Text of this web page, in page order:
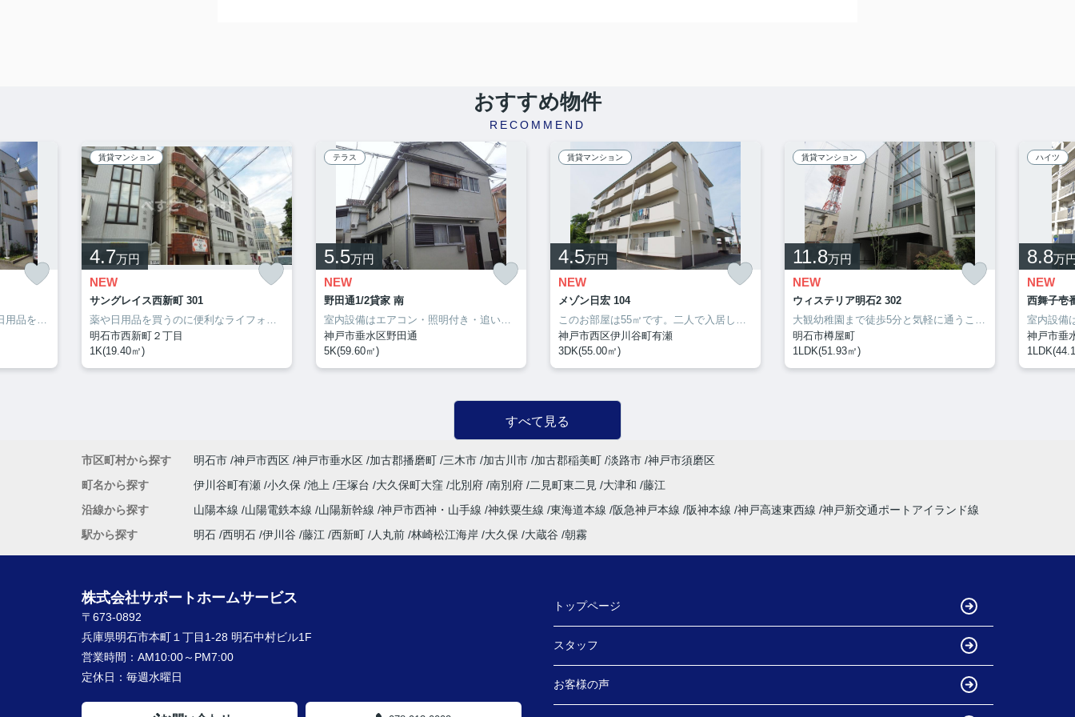
おすすめ物件
RECOMMEND
家から155mのところに、薬や日用品を買うのに便利なクスリキリン堂・明石林崎店があります。洗面所の独立した、充実の収納が嬉しい物件となっています。収納はウォークインクロゼット・シューズボックスなど豊富なので、広々と空間を利用することも可能です。サポートホームサービスのホームページから住まいを探してみませんか。わたしたちが快適な住まい探しをお手伝い致します。
賃貸マンション
4.7万円
NEW
サングレイス西新町 301
薬や日用品を買うのに便利なライフォート明石新明店まで488mです。室内設備はエアコン・ネット使用料不要・BSなどが揃っているので、快適に過ごしやすいお部屋になります。魅力も多い賃貸物件はいかがでしょうか。明石市での暮らしを、サポートホームサービスからスタートさせましょう。お電話でのご連絡なら078-913-0002からどうぞ。お待ちしてます。
明石市西新町２丁目
1K(19.40㎡)
テラス
5.5万円
NEW
野田通1/2貸家 南
室内設備はエアコン・照明付き・追い焚きなど豊富に揃っており、過ごしやすいお部屋になっております。新しい日々を送るにふさわしい、きれいな室内です。大きなおもちゃも置けるお子さんに嬉しい広々空間をもつお住まい。誰もが憧れる甘い生活は新婚さん向けになっております。快適な生活は心に余裕を与えてくれます。楽しくゆとりある生活をお求めなら、当社が条件に合った住まい探しを全力でサポートいたします(^_^)
神戸市垂水区野田通
5K(59.60㎡)
賃貸マンション
4.5万円
NEW
メゾン日宏 104
このお部屋は55㎡です。二人で入居して光熱費も生活費も抑えられるお住まい。新しい日々を送るにふさわしい、きれいな室内です。3DKの間取りです。自分のライフスタイルに必要なお住まいをお選びください。お住まい探しをサポートしてまいります。
神戸市西区伊川谷町有瀬
3DK(55.00㎡)
賃貸マンション
11.8万円
NEW
ウィステリア明石2 302
大観幼稚園まで徒歩5分と気軽に通うことができます。セキュリティ面は、防犯カメラ・24時間緊急通報システムなどを設置しているので安全面でも優れております。明石市でなら、安心して暮らせる住まいが揃ってる、山陽電気鉄道本線西新町駅近くは如何でしょう。078-913-0002からいつでもご依頼を受け付けております。
明石市樽屋町
1LDK(51.93㎡)
ハイツ
8.8万
NEW
西舞子壱
神戸市垂
すべて見る
市区町村から探す 明石市 神戸市西区 神戸市垂水区 加古郡播磨町 三木市 加古川市 加古郡稲美町 淡路市 神戸市須磨区
町名から探す
伊川谷町有瀬 小久保 池上 王塚台 大久保町大窪 北別府 南別府 二見町東二見 大津和 藤江
沿線から探す
山陽本線 山陽電鉄本線 山陽新幹線 神戸市西神・山手線 神鉄粟生線 東海道本線 阪急神戸本線 阪神本線 神戸高速東西線 神戸新交通ポートアイランド線
駅から探す
明石 西明石 伊川谷 藤江 西新町 人丸前 林崎松江海岸 大久保 大蔵谷 朝霧
株式会社サポートホームサービス
〒673-0892
兵庫県明石市本町１丁目1-28 明石中村ビル1F
営業時間： AM10:00～PM7:00
定休日： 毎週水曜日
トップページ
スタッフ
お客様の声